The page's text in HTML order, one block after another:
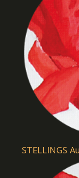
STELLINGS